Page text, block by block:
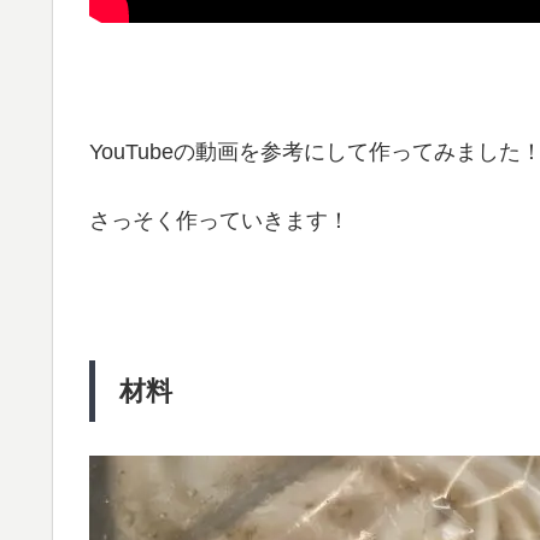
YouTubeの動画を参考にして作ってみました
さっそく作っていきます！
材料